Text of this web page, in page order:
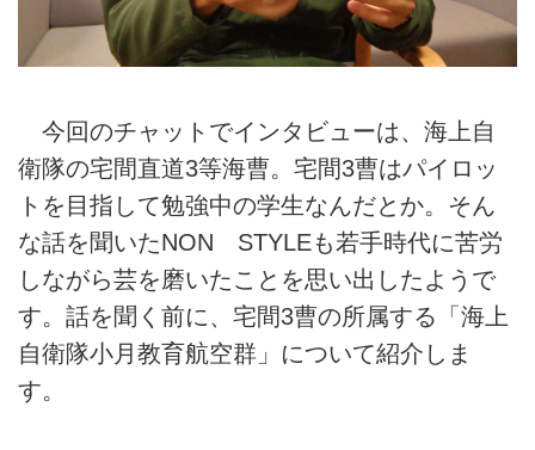
今回のチャットでインタビューは、海上自
衛隊の宅間直道3等海曹。宅間3曹はパイロッ
トを目指して勉強中の学生なんだとか。そん
な話を聞いたNON STYLEも若手時代に苦労
しながら芸を磨いたことを思い出したようで
す。話を聞く前に、宅間3曹の所属する「海上
自衛隊小月教育航空群」について紹介しま
す。